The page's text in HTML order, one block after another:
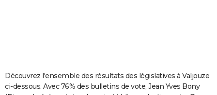
Carte de Noël
Carte Bonne année
Carte Saint-Valentin
Carte Pâques
Carte d'anniversaire
DICTIONNAIRE
Découvrez l'ensemble des résultats des législatives à Valjouze
ci-dessous. Avec 76% des bulletins de vote, Jean Yves Bony